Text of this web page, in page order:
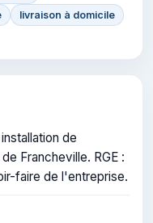
livraison à domicile
de
Francheville. RGE :
faire de l'entreprise.